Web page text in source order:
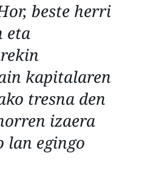
beste herri
eta
kapitalaren
tresna den
izaera
lan egingo